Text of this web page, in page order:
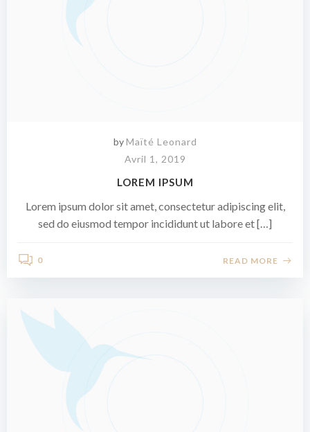
byMaïté Leonard
Avril 1, 2019
LOREM IPSUM
Lorem ipsum dolor sit amet, consectetur adipiscing elit,
sed do eiusmod tempor incididunt ut labore et […]
0 READ MORE